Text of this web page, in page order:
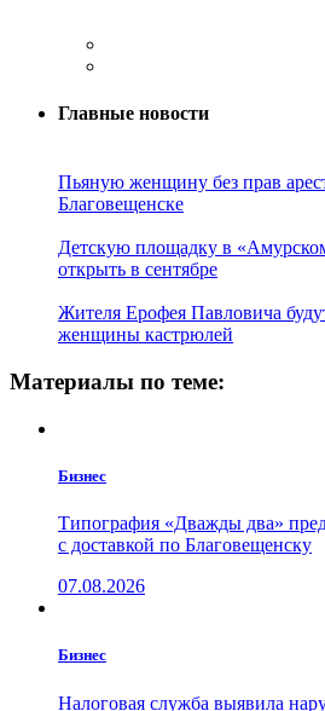
Главные новости
Пьяную женщину без прав
Благовещенске
Детскую площадку в
открыть в сентябре
Жителя Ерофея Павловича
женщины кастрюлей
Материалы по теме:
Бизнес
Типография «Дважды два»
с доставкой по Благовещенску
07.08.2026
Бизнес
Налоговая служба выявила